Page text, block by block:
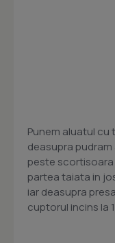
Punem aluatul
deasupra
peste
partea taiata in
iar deasupra
cuptorul incins la